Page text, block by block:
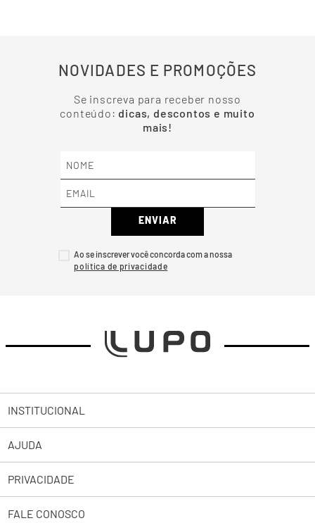
NOVIDADES E PROMOÇÕES
Se inscreva para receber nosso
conteúdo: dicas, descontos e muito
mais!
ENVIAR
Ao se inscrever você concorda com a nossa
INSTITUCIONAL
Sobre a Lupo
Trabalhe Conosco
Lojas
AJUDA
Abrir uma Solicitação
2ª Via de Boleto Pessoas Jurídicas
PRIVACIDADE
Política de Privacidade
FALE CONOSCO